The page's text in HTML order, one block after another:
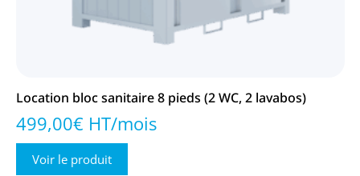
Location bloc sanitaire 8 pieds (2 WC, 2 lavabos)
499,00€ HT/mois
Voir le produit